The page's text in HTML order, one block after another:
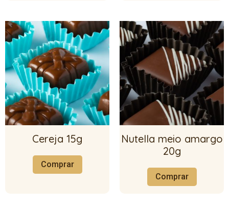
Cereja 15g
Comprar
Nutella meio amargo
20g
Comprar